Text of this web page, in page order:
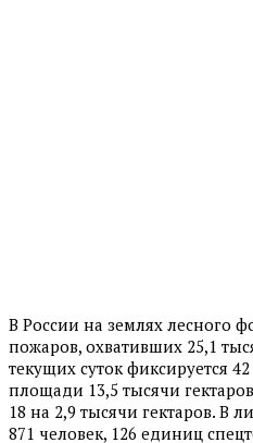
В России на землях лесного
пожаров, охвативших 25,1
текущих суток фиксируется
площади 13,5 тысячи
18 на 2,9 тысячи гектаров. В
871 человек, 126 единиц